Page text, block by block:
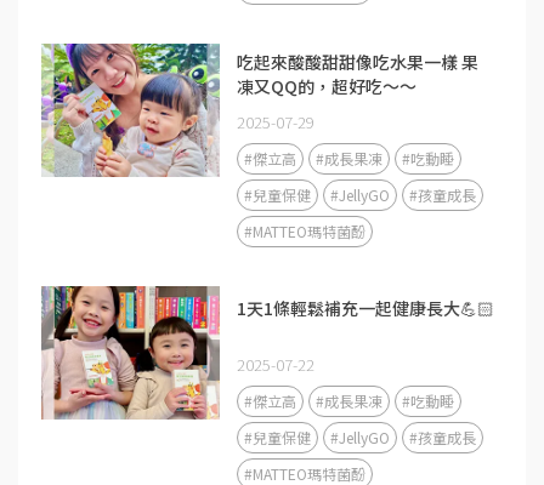
吃起來酸酸甜甜像吃水果一樣 果
凍又QQ的，超好吃～～
2025-07-29
#傑立高 #成長果凍
#吃動睡
#兒童保健
#JellyGO
#孩童成長
#MATTEO瑪特菌酚
1天1條輕鬆補充一起健康長大💪🏻
2025-07-22
#傑立高 #成長果凍
#吃動睡
#兒童保健
#JellyGO
#孩童成長
#MATTEO瑪特菌酚